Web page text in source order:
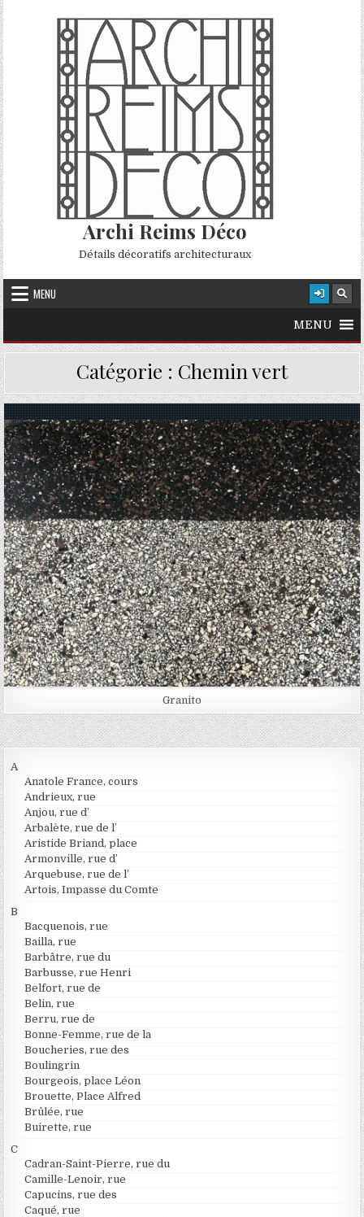
Skip to content
Archi Reims Déco
Détails décoratifs architecturaux
MENU
MENU
Catégorie : Chemin vert
Posted in
Granito
A
Anatole France, cours
Andrieux, rue
Anjou, rue d’
Arbalète, rue de l’
Aristide Briand, place
Armonville, rue d’
Arquebuse, rue de l’
Artois, Impasse du Comte
B
Bacquenois, rue
Bailla, rue
Barbâtre, rue du
Barbusse, rue Henri
Belfort, rue de
Belin, rue
Berru, rue de
Bonne-Femme, rue de la
Boucheries, rue des
Boulingrin
Bourgeois, place Léon
Brouette, Place Alfred
Brûlée, rue
Buirette, rue
C
Cadran-Saint-Pierre, rue du
Camille-Lenoir, rue
Capucins, rue des
Caqué, rue